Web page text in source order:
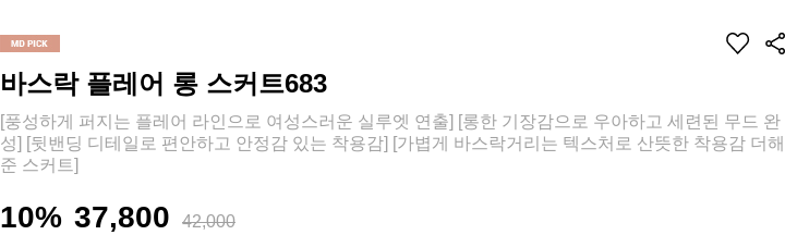
바스락 플레어 롱 스커트683
[풍성하게 퍼지는 플레어 라인으로 여성스러운 실루엣 연출] [롱한 기장감으로 우아하고 세련된 무드 완
성] [뒷밴딩 디테일로 편안하고 안정감 있는 착용감] [가볍게 바스락거리는 텍스처로 산뜻한 착용감 더해
준 스커트]
10% 37,800 42,000